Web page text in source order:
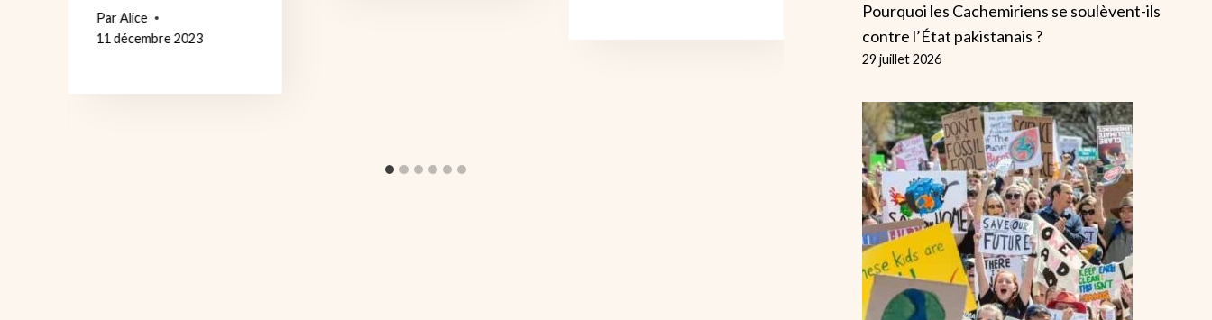
ParAlice
11 décembre 2023
22 octobre 2025
ParAlice
Pourquoi les Cachemiriens se soulèvent-ils
contre l’État pakistanais ?
29 juillet 2026